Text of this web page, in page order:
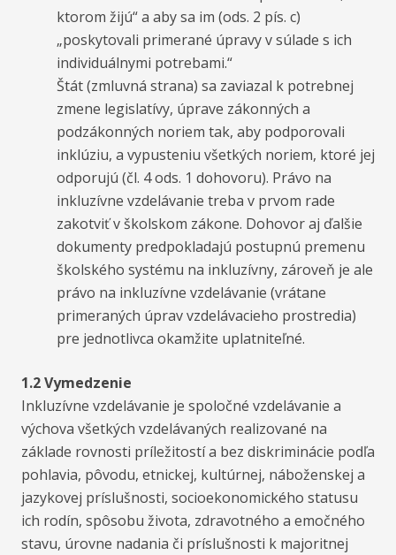
ktorom žijú“ a aby sa im (ods. 2 pís. c)
„poskytovali primerané úpravy v súlade s ich
individuálnymi potrebami.“
Štát (zmluvná strana) sa zaviazal k potrebnej
zmene legislatívy, úprave zákonných a
podzákonných noriem tak, aby podporovali
inklúziu, a vypusteniu všetkých noriem, ktoré jej
odporujú (čl. 4 ods. 1 dohovoru). Právo na
inkluzívne vzdelávanie treba v prvom rade
zakotviť v školskom zákone. Dohovor aj ďalšie
dokumenty predpokladajú postupnú premenu
školského systému na inkluzívny, zároveň je ale
právo na inkluzívne vzdelávanie (vrátane
primeraných úprav vzdelávacieho prostredia)
pre jednotlivca okamžite uplatniteľné.
1.2 Vymedzenie
Inkluzívne vzdelávanie je spoločné vzdelávanie a
výchova všetkých vzdelávaných realizované na
základe rovnosti príležitostí a bez diskriminácie podľa
pohlavia, pôvodu, etnickej, kultúrnej, náboženskej a
jazykovej príslušnosti, socioekonomického statusu
ich rodín, spôsobu života, zdravotného a emočného
stavu, úrovne nadania či príslušnosti k majoritnej